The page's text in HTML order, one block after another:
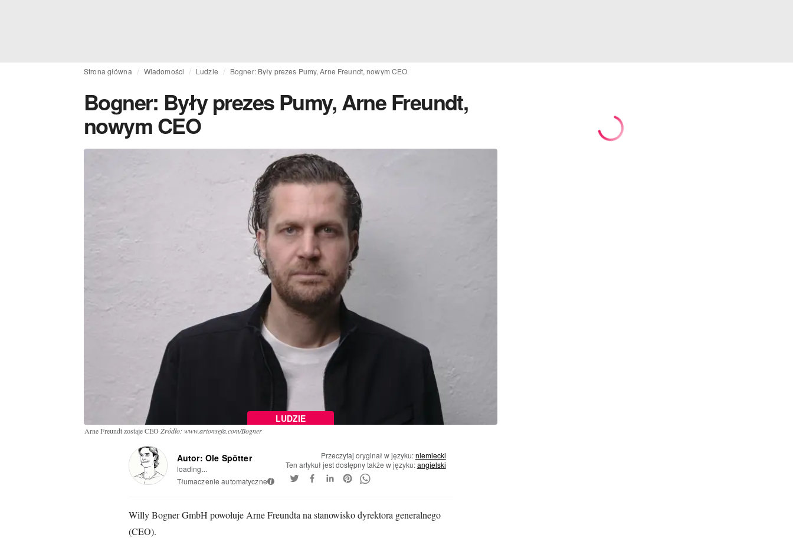
Strona główna Wiadomości Ludzie Bogner: Były prezes Pumy, Arne Freundt, nowym CEO
Bogner: Były prezes Pumy, Arne Freundt,
nowym CEO
LUDZIE
Arne Freundt zostaje CEO Źródło: www.artonsefa.com/Bogner
Autor: Ole Spötter
loading...
Tłumaczenie automatyczne i
Przeczytaj oryginał w języku:niemiecki
Ten artykuł jest dostępny także w języku:angielski
Willy Bogner GmbH powołuje Arne Freundta na stanowisko dyrektora generalnego
(CEO).